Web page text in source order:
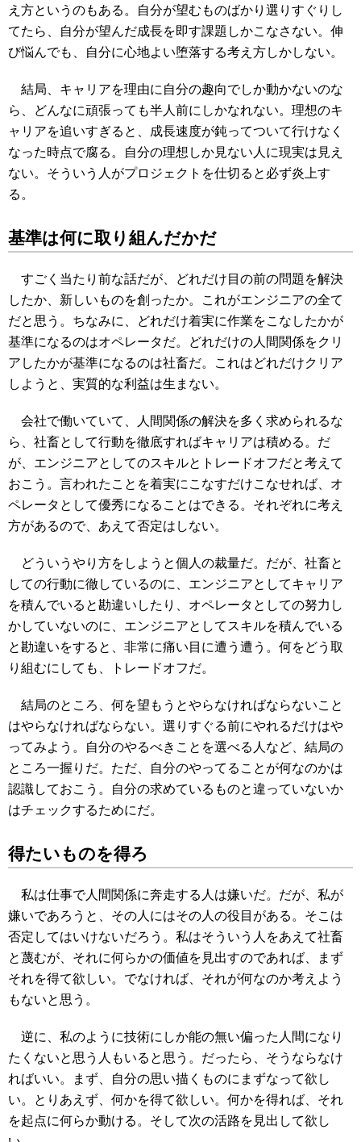
え方というのもある。自分が望むものばかり選りすぐりし
てたら、自分が望んだ成長を即す課題しかこなさない。伸
び悩んでも、自分に心地よい堕落する考え方しかしない。
結局、キャリアを理由に自分の趣向でしか動かないのな
ら、どんなに頑張っても半人前にしかなれない。理想のキ
ャリアを追いすぎると、成長速度が鈍ってついて行けなく
なった時点で腐る。自分の理想しか見ない人に現実は見え
ない。そういう人がプロジェクトを仕切ると必ず炎上す
る。
基準は何に取り組んだかだ
すごく当たり前な話だが、どれだけ目の前の問題を解決
したか、新しいものを創ったか。これがエンジニアの全て
だと思う。ちなみに、どれだけ着実に作業をこなしたかが
基準になるのはオペレータだ。どれだけの人間関係をクリ
アしたかが基準になるのは社畜だ。これはどれだけクリア
しようと、実質的な利益は生まない。
会社で働いていて、人間関係の解決を多く求められるな
ら、社畜として行動を徹底すればキャリアは積める。だ
が、エンジニアとしてのスキルとトレードオフだと考えて
おこう。言われたことを着実にこなすだけこなせれば、オ
ペレータとして優秀になることはできる。それぞれに考え
方があるので、あえて否定はしない。
どういうやり方をしようと個人の裁量だ。だが、社畜と
しての行動に徹しているのに、エンジニアとしてキャリア
を積んでいると勘違いしたり、オペレータとしての努力し
かしていないのに、エンジニアとしてスキルを積んでいる
と勘違いをすると、非常に痛い目に遭う遭う。何をどう取
り組むにしても、トレードオフだ。
結局のところ、何を望もうとやらなければならないこと
はやらなければならない。選りすぐる前にやれるだけはや
ってみよう。自分のやるべきことを選べる人など、結局の
ところ一握りだ。ただ、自分のやってることが何なのかは
認識しておこう。自分の求めているものと違っていないか
はチェックするためにだ。
得たいものを得ろ
私は仕事で人間関係に奔走する人は嫌いだ。だが、私が
嫌いであろうと、その人にはその人の役目がある。そこは
否定してはいけないだろう。私はそういう人をあえて社畜
と蔑むが、それに何らかの価値を見出すのであれば、まず
それを得て欲しい。でなければ、それが何なのか考えよう
もないと思う。
逆に、私のように技術にしか能の無い偏った人間になり
たくないと思う人もいると思う。だったら、そうならなけ
ればいい。まず、自分の思い描くものにまずなって欲し
い。とりあえず、何かを得て欲しい。何かを得れば、それ
を起点に何らか動ける。そして次の活路を見出して欲し